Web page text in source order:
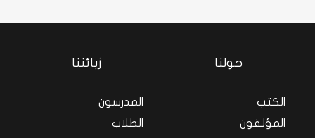
حولنا
الكتب
المؤلفون
زبائننا
المدرسون
الطلاب